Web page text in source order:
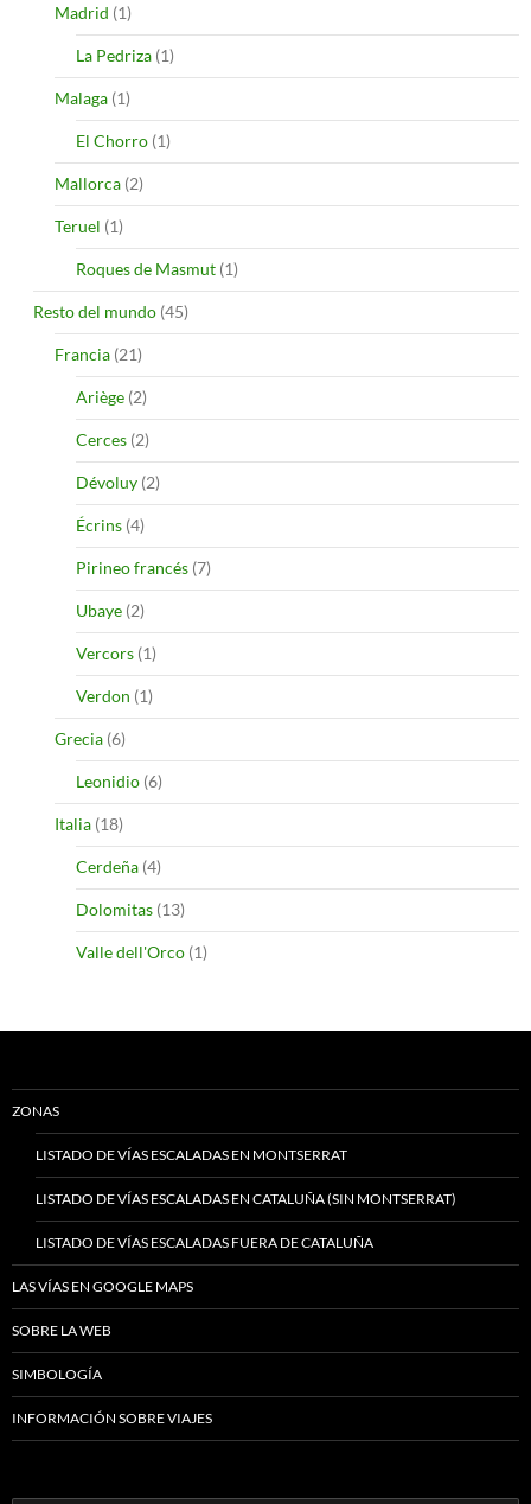
Madrid (1)
La Pedriza (1)
Malaga (1)
El Chorro (1)
Mallorca (2)
Teruel (1)
Roques de Masmut (1)
Resto del mundo (45)
Francia (21)
Ariège (2)
Cerces (2)
Dévoluy (2)
Écrins (4)
Pirineo francés (7)
Ubaye (2)
Vercors (1)
Verdon (1)
Grecia (6)
Leonidio (6)
Italia (18)
Cerdeña (4)
Dolomitas (13)
Valle dell'Orco (1)
ZONAS
LISTADO DE VÍAS ESCALADAS EN MONTSERRAT
LISTADO DE VÍAS ESCALADAS EN CATALUÑA (SIN MONTSERRAT)
LISTADO DE VÍAS ESCALADAS FUERA DE CATALUÑA
LAS VÍAS EN GOOGLE MAPS
SOBRE LA WEB
SIMBOLOGÍA
INFORMACIÓN SOBRE VIAJES